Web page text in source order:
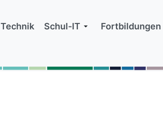
Technik Schul-IT Fortbildungen